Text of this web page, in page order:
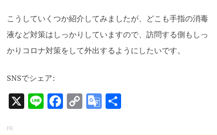
こうしていくつか紹介してみましたが、どこも手指の消毒
液など対策はしっかりしていますので、訪問する側もしっ
かりコロナ対策をして外出するようにしたいです。
SNSでシェア:
X LineFacebook
CopyGoogle
共
PR